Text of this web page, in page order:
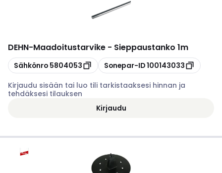
DEHN-Maadoitustarvike - Sieppaustanko 1m
Kopioi
Sähkönro 5804053 Kopioi
Sonepar-ID100143033
Kirjaudu sisään tai luo tili tarkistaaksesi hinnan ja
tehdäksesi tilauksen
Kirjaudu